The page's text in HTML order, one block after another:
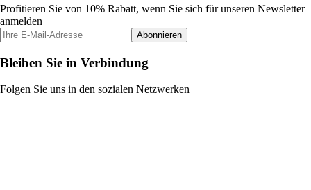
Profitieren Sie von 10% Rabatt, wenn Sie sich für unseren Newsletter
anmelden
Abonnieren
Bleiben Sie in Verbindung
Folgen Sie uns in den sozialen Netzwerken